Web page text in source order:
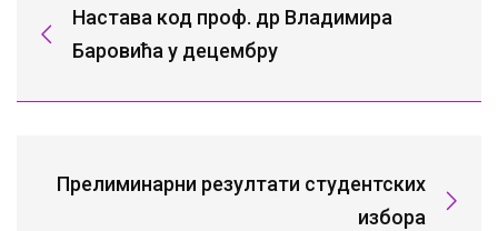
Настава код проф. др Владимира
Баровића у децембру
Прелиминарни резултати студентских
избора